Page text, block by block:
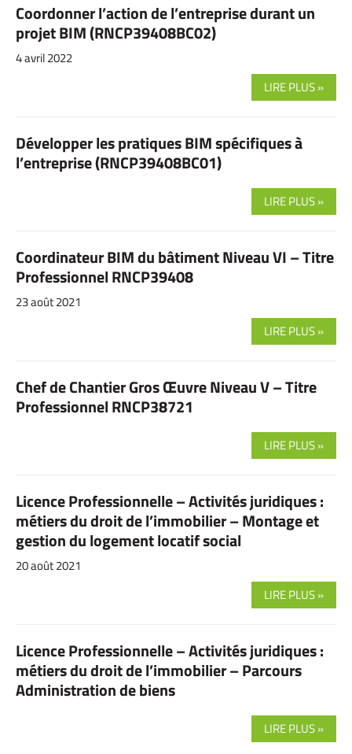
Coordonner l’action de l’entreprise durant un
projet BIM (RNCP39408BC02)
4 avril 2022
LIRE PLUS »
Développer les pratiques BIM spécifiques à
l’entreprise (RNCP39408BC01)
LIRE PLUS »
Coordinateur BIM du bâtiment Niveau VI – Titre
Professionnel RNCP39408
23 août 2021
LIRE PLUS »
Chef de Chantier Gros Œuvre Niveau V – Titre
Professionnel RNCP38721
LIRE PLUS »
Licence Professionnelle – Activités juridiques :
métiers du droit de l’immobilier – Montage et
gestion du logement locatif social
20 août 2021
LIRE PLUS »
Licence Professionnelle – Activités juridiques :
métiers du droit de l’immobilier – Parcours
Administration de biens
LIRE PLUS »